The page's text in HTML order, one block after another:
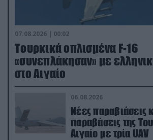
07.08.2026 | 00:02
Τουρκικά οπλισμένα F-16
«συνεπλάκησαν» με
στο Αιγαίο
06.08.2026
Νέες παραβιάσεις
παραβάσεις της
Αιγαίο με τρία UAV